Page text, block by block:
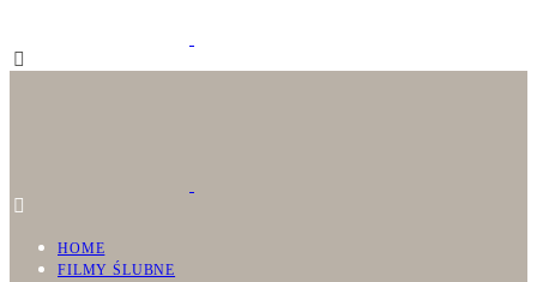
HOME
FILMY ŚLUBNE